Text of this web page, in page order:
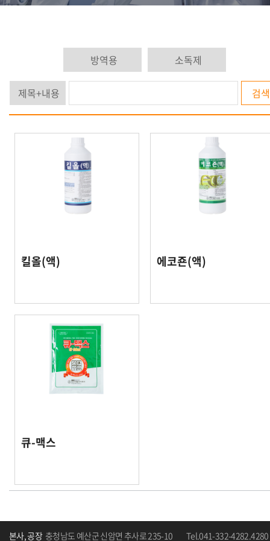
검색
킬올(액) 에코죤(액)
큐-맥스
본사, 공장 충청남도 예산군 신암면 추사로 235-10 Tel.041-332-4282.4280